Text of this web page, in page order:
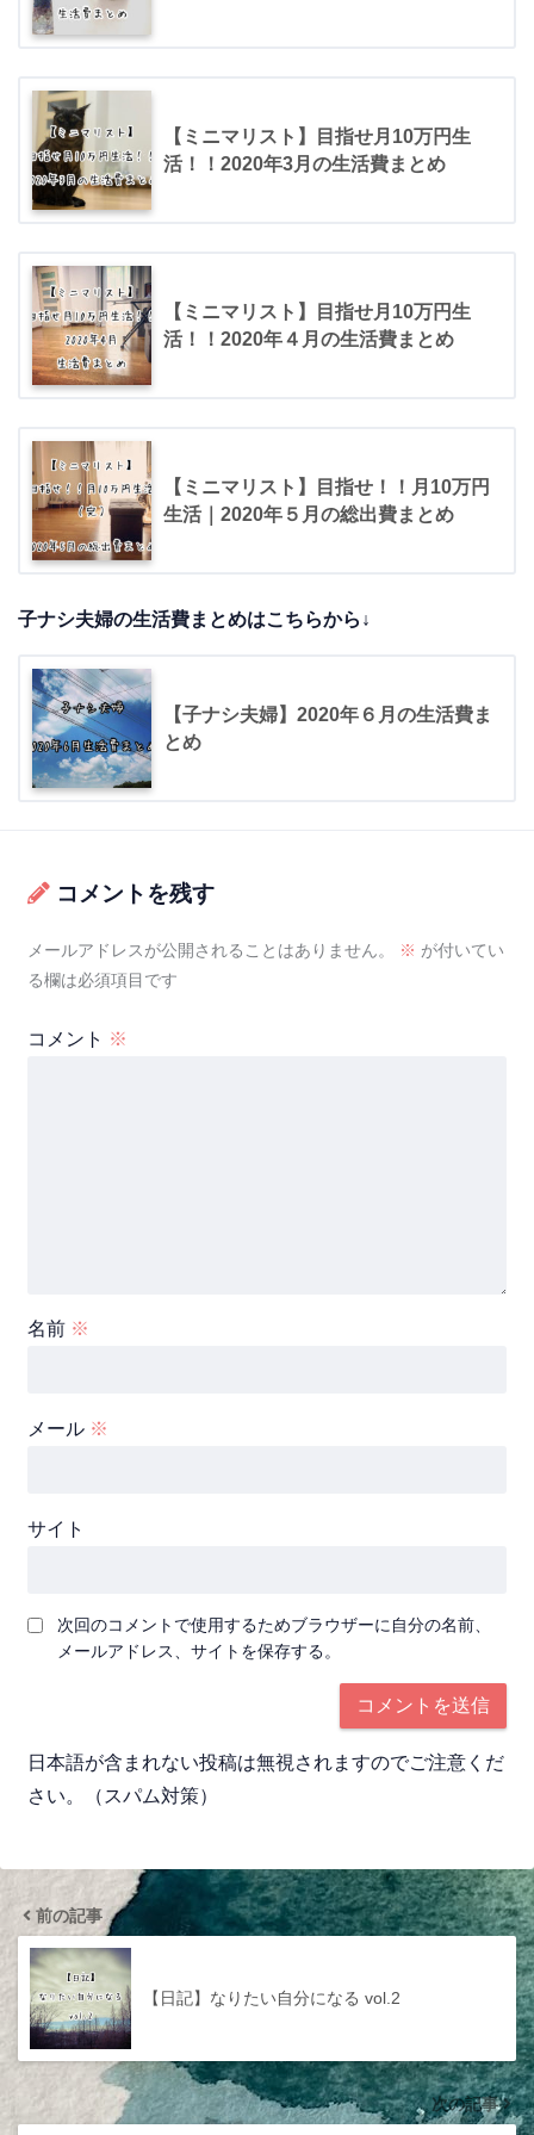
【ミニマリスト】目指せ月10万円生
活！！2020年3月の生活費まとめ
【ミニマリスト】目指せ月10万円生
活！！2020年４月の生活費まとめ
【ミニマリスト】目指せ！！月10万円
生活｜2020年５月の総出費まとめ
子ナシ夫婦の生活費まとめはこちらから↓
【子ナシ夫婦】2020年６月の生活費ま
とめ
コメントを残す
メールアドレスが公開されることはありません。 ※ が付いてい
る欄は必須項目です
コメント ※
名前 ※
メール ※
サイト
次回のコメントで使用するためブラウザーに自分の名前、
メールアドレス、サイトを保存する。
日本語が含まれない投稿は無視されますのでご注意くだ
さい。（スパム対策）
前の記事
【日記】なりたい自分になる vol.2
次の記事